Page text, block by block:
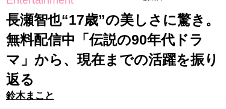
長瀬智也“17歳”の美しさに驚き。
無料配信中「伝説の90年代ドラ
マ」から、現在までの活躍を振り
返る
鈴木まこと